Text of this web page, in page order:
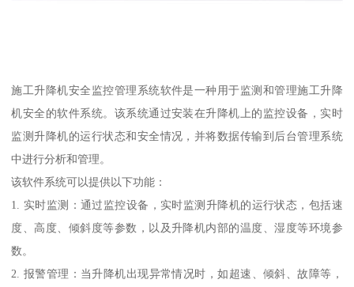
施工升降机安全监控管理系统软件是一种用于监测和管理施工升降
机安全的软件系统。该系统通过安装在升降机上的监控设备，实时
监测升降机的运行状态和安全情况，并将数据传输到后台管理系统
中进行分析和管理。
该软件系统可以提供以下功能：
1. 实时监测：通过监控设备，实时监测升降机的运行状态，包括速
度、高度、倾斜度等参数，以及升降机内部的温度、湿度等环境参
数。
2. 报警管理：当升降机出现异常情况时，如超速、倾斜、故障等，